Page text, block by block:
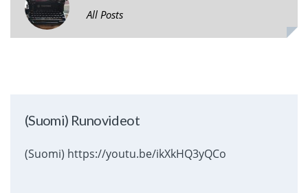
All Posts
(Suomi) Runovideot
(Suomi) https://youtu.be/ikXkHQ3yQCo